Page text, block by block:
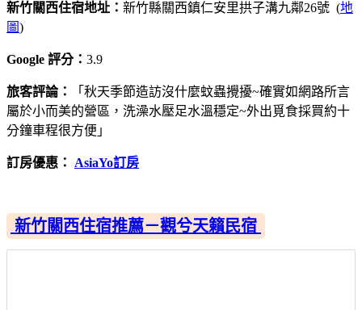
新竹關西住宿地址： 新竹縣關西鎮仁安里拱子溝九鄰26號 (地
圖)
Google 評分： 3.9
旅客評論：
「秋天季節造訪沒什麼蚊蟲攪擾~確實如網路所言
屬於小而美的營區，洗澡水壓足水溫穩定~外出覓食採買約十
分鐘車程很方便」
訂房優惠： AsiaYo訂房
新竹關西住宿推薦－觀兮天籟民宿